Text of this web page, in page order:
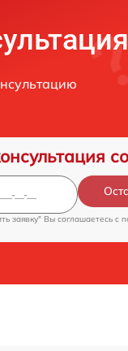
заявку" Вы соглашаетесь c